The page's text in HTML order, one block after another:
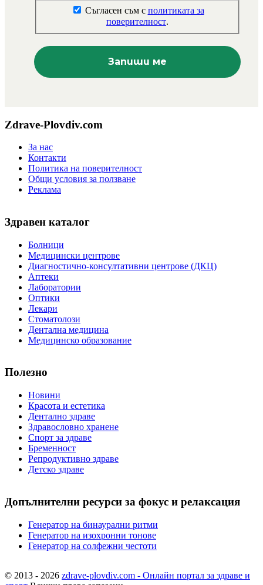
Съгласен съм с политиката за
поверителност.
Zdrave-Plovdiv.com
За нас
Контакти
Политика на поверителност
Общи условия за ползване
Реклама
Здравен каталог
Болници
Медицински центрове
Диагностично-консултативни центрове (ДКЦ)
Аптеки
Лаборатории
Оптики
Лекари
Стоматолози
Дентална медицина
Медицинско образование
Полезно
Новини
Красота и естетика
Дентално здраве
Здравословно хранене
Спорт за здраве
Бременност
Репродуктивно здраве
Детско здраве
Допълнителни ресурси за фокус и релаксация
Генератор на бинаурални ритми
Генератор на изохронни тонове
Генератор на солфежни честоти
© 2013 - 2026 zdrave-plovdiv.com - Онлайн портал за здраве и